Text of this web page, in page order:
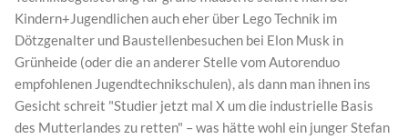
Kindern+Jugendlichen auch eher über Lego Technik im
Dötzgenalter und Baustellenbesuchen bei Elon Musk in
Grünheide (oder die an anderer Stelle vom Autorenduo
empfohlenen Jugendtechnikschulen), als dann man ihnen ins
Gesicht schreit "Studier jetzt mal X um die industrielle Basis
des Mutterlandes zu retten" – was hätte wohl ein junger Stefan